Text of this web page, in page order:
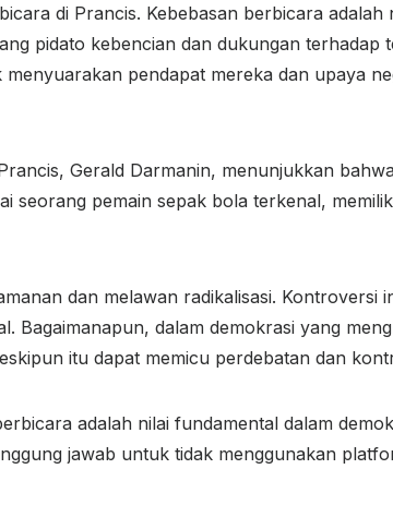
di Prancis. Kebebasan berbicara adalah
pidato kebencian dan dukungan terhadap
pendapat mereka dan upaya
Gerald Darmanin, menunjukkan
seorang pemain sepak bola terkenal,
dan melawan radikalisasi. Kontroversi
Bagaimanapun, dalam demokrasi yang
itu dapat memicu perdebatan dan
adalah nilai fundamental dalam
jawab untuk tidak menggunakan